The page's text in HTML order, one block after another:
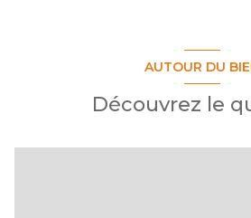
AUTOUR DU
Découvrez le